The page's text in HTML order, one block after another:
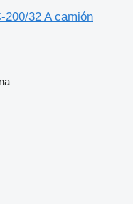
200/32 A camión